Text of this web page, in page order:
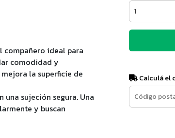
compañero ideal para
comodidad y
la superficie de
una sujeción segura. Una
y buscan
Calculá el